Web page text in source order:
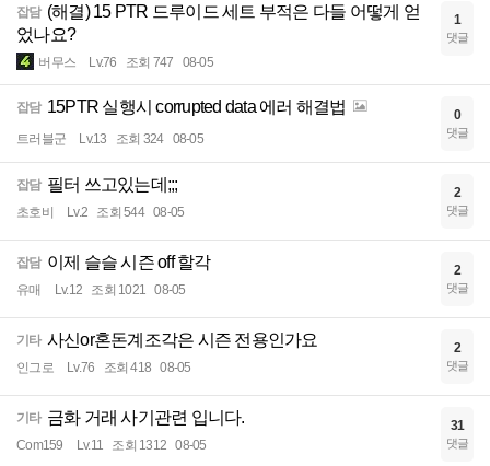
잡담 (해결) 15 PTR 드루이드 세트 부적은 다들 어떻게 얻
었나요?
버무스 Lv.76 조회 747 08-05
1
댓글
잡담 15PTR 실행시 corrupted data 에러 해결법
트러블군 Lv.13 조회 324 08-05
0
댓글
잡담 필터 쓰고있는데;;;
초호비 Lv.2 조회 544 08-05
2
댓글
잡담 이제 슬슬 시즌 off 할각
유매 Lv.12 조회 1021 08-05
2
댓글
기타 사신or혼돈계조각은 시즌 전용인가요
인그로 Lv.76 조회 418 08-05
2
댓글
기타 금화 거래 사기관련 입니다.
Com159 Lv.11 조회 1312 08-05
31
댓글